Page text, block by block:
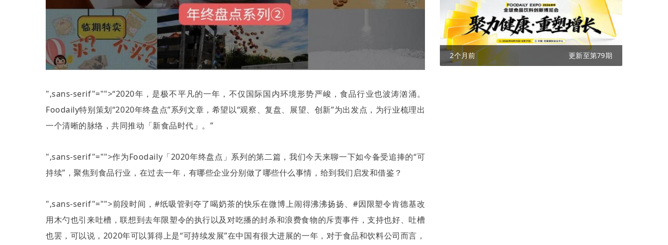
",sans-serif"="">“2020年，是极不平凡的一年，不仅国际国内环境形势严峻，食品行业也波涛汹涌。
Foodaily特别策划“2020年终盘点”系列文章，希望以“观察、复盘、展望、创新”为出发点，为行业梳理出
一个清晰的脉络，共同推动「新食品时代」。 ”
",sans-serif"="">作为Foodaily 「2020年终盘点」系列的第二篇，我们今天来聊一下如今备受追捧的“可
持续” ，聚焦到食品行业，在过去一年，有哪些企业分别做了哪些什么事情，给到我们启发和借鉴？
",sans-serif"="">前段时间， #纸吸管剥夺了喝奶茶的快乐在微博上闹得沸沸扬扬、 #因限塑令肯德基改
用木勺也引来吐槽，联想到去年限塑令的执行以及对吃播的封杀和浪费食物的斥责事件，支持也好、吐槽
也罢，可以说， 2020年可以算得上是“可持续发展”在中国有很大进展的一年，对于食品和饮料公司而言，
2个月前 更新至第79期